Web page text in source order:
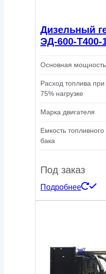
Дизельный
ЭД-600-
Основная мощность
Расход топлива при
75% нагрузке
Марка двигателя
Емкость топливного
бака
Под заказ
Подробнее